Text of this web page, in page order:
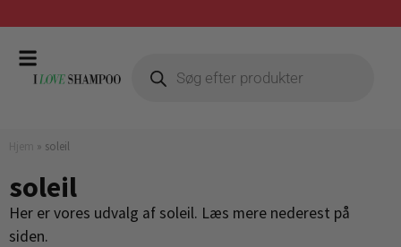
» soleil
soleil
Her er vores udvalg af soleil. Læs mere nederest på
siden.